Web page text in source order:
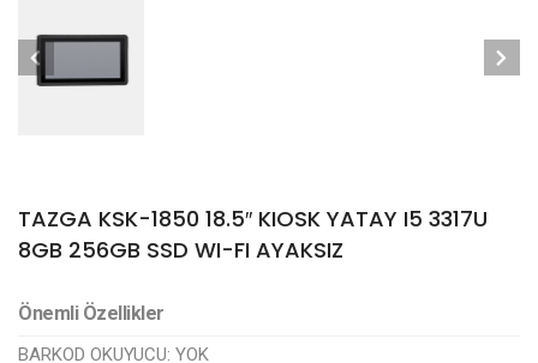
TAZGA KSK-1850 18.5″ KIOSK YATAY I5 3317U
8GB 256GB SSD WI-FI AYAKSIZ
Önemli Özellikler
BARKOD OKUYUCU: YOK